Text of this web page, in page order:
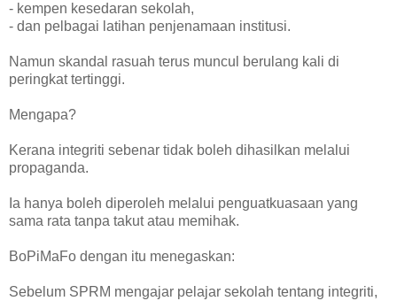
- kempen kesedaran sekolah,
- dan pelbagai latihan penjenamaan institusi.
Namun skandal rasuah terus muncul berulang kali di
peringkat tertinggi.
Mengapa?
Kerana integriti sebenar tidak boleh dihasilkan melalui
propaganda.
Ia hanya boleh diperoleh melalui penguatkuasaan yang
sama rata tanpa takut atau memihak.
BoPiMaFo dengan itu menegaskan:
Sebelum SPRM mengajar pelajar sekolah tentang integriti,